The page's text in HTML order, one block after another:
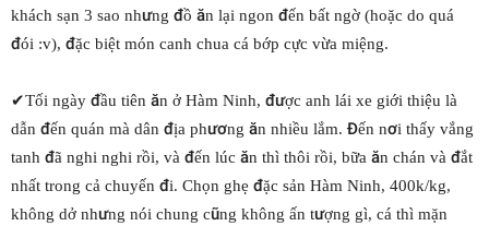
khách sạn 3 sao nhưng đồ ăn lại ngon đến bất ngờ (hoặc do quá
đói :v), đặc biệt món canh chua cá bớp cực vừa miệng.
✔Tối ngày đầu tiên ăn ở Hàm Ninh, được anh lái xe giới thiệu là
dẫn đến quán mà dân địa phương ăn nhiều lắm. Đến nơi thấy vắng
tanh đã nghi nghi rồi, và đến lúc ăn thì thôi rồi, bữa ăn chán và đắt
nhất trong cả chuyến đi. Chọn ghẹ đặc sản Hàm Ninh, 400k/kg,
không dở nhưng nói chung cũng không ấn tượng gì, cá thì mặn